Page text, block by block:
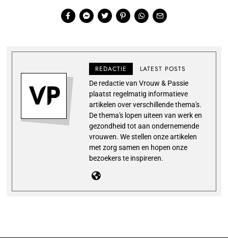
REDACTIE LATEST POSTS
De redactie van Vrouw & Passie
plaatst regelmatig informatieve
artikelen over verschillende thema's.
De thema's lopen uiteen van werk en
gezondheid tot aan ondernemende
vrouwen. We stellen onze artikelen
met zorg samen en hopen onze
bezoekers te inspireren.